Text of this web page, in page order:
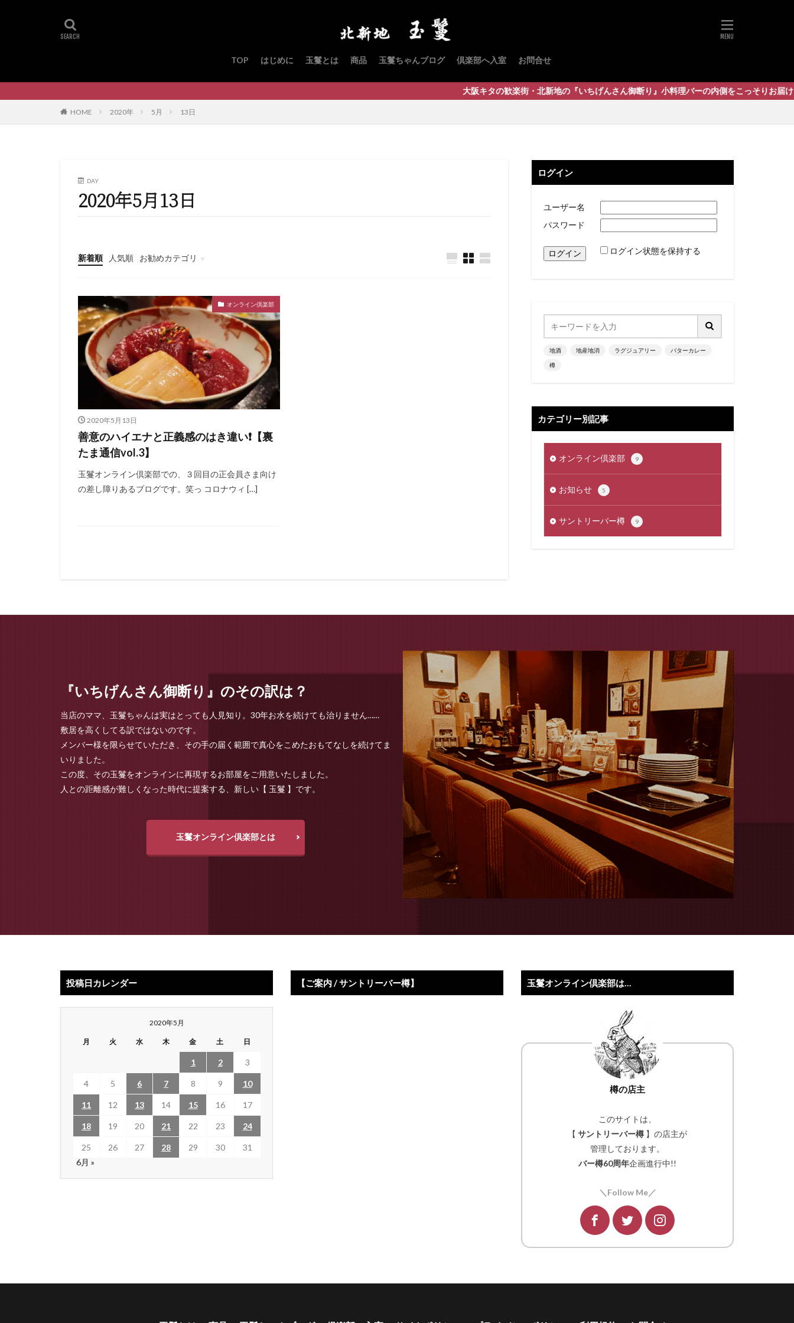
TOP はじめに 玉鬘とは 商品 玉鬘ちゃんブログ 倶楽部へ入室 お問合せ
大阪キタの歓楽街・北新地の『いちげんさん御断り』小料理バーの内側をこっそりお届けいたします
HOME 2020年 5月 13日
DAY
2020年5月13日
新着順 人気順
お勧めカテゴリ
オンライン倶楽部
オンライン倶楽部
2020年5月13日
善意のハイエナと正義感のはき違い❗️【裏
たま通信vol.3】
玉鬘オンライン倶楽部での、３回目の正会員さま向け
の差し障りあるブログです。笑っ コロナウィ […]
ログイン
ユーザー名
パスワード
ログイン状態を保持する
地酒 地産地消 ラグジュアリー バターカレー
樽
カテゴリー別記事
オンライン倶楽部 9
お知らせ 5
サントリーバー樽 9
『いちげんさん御断り』のその訳は？
当店のママ、玉鬘ちゃんは実はとっても人見知り。30年お水を続けても治りません……
敷居を高くしてる訳ではないのです。
メンバー様を限らせていただき、その手の届く範囲で真心をこめたおもてなしを続けてま
いりました。
この度、その玉鬘をオンラインに再現するお部屋をご用意いたしました。
人との距離感が難しくなった時代に提案する、新しい【 玉鬘 】です。
玉鬘オンライン倶楽部とは
投稿日カレンダー
2020年5月
月 火 水 木 金 土 日
1 2 3
4 5 6 7 8 9 10
11 12 13 14 15 16 17
18 19 20 21 22 23 24
25 26 27 28 29 30
31
6月 »
【ご案内 / サントリーバー樽】 玉鬘オンライン倶楽部は…
樽の店主
このサイトは、
【 サントリーバー樽 】の店主が
管理しております。
バー樽60周年企画進行中!!
＼Follow Me／